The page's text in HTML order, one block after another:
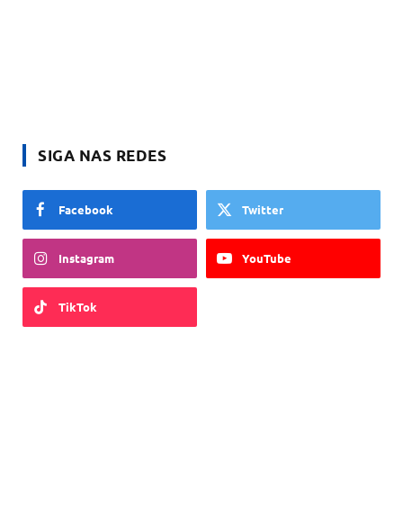
SIGA NAS REDES
Facebook Twitter
Instagram YouTube
TikTok